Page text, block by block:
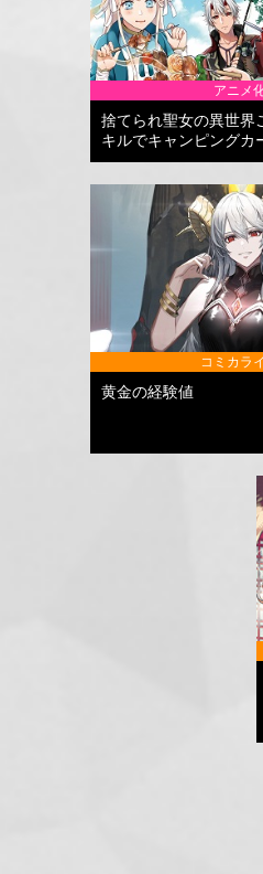
アニメ
捨てられ聖女の異世界
キルでキャンピングカ
コミカラ
黄金の経験値